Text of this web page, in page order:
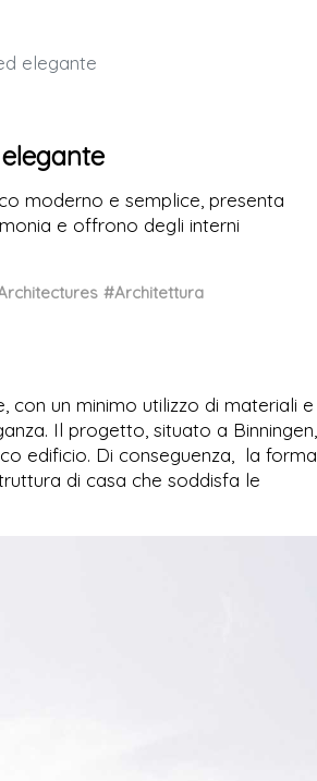
elegante
moderno e semplice, presenta
e offrono degli interni
#Architettura
con un minimo utilizzo di materiali e
Il progetto, situato a Binningen,
edificio. Di conseguenza, la forma
di casa che soddisfa le